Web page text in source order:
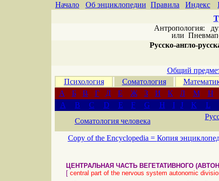
Начало Об энциклопедии Правила Индекс
Антропология:
или
Русско-англо-
Общий
Психология
Соматология
А
Б В Г Д Е Ж З И К Л М
Н
A
B C D E F G H I J K
L
Соматология человека
Copy of the Encyclopedia = Копия
ЦЕНТРАЛЬНАЯ ЧАСТЬ ВЕГЕТАТИВНОГО
[ central part of the nervous system autonomic